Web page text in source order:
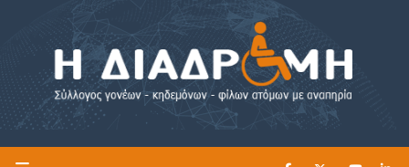
Η ΔΙΑΔΡΟΜΗ ΔΙΑΒΑΣΤΕ ΕΔΩ ►